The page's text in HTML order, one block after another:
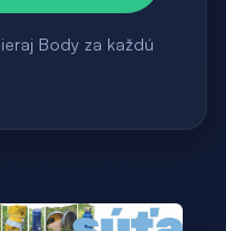
Body za každú